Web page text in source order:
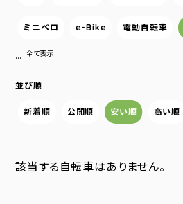
ミニベロ e-Bike 電動自転車
… 全て表示
並び順
新着順 公開順 安い順 高い順
該当する自転車はありません。